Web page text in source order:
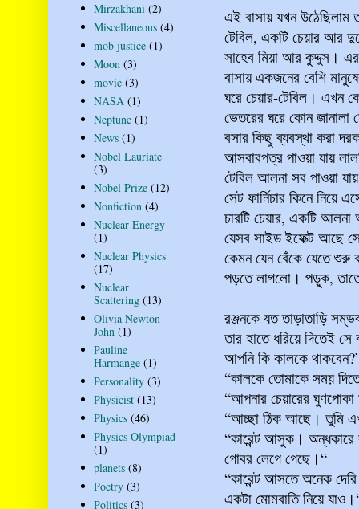
এই বাসায় যখন
টেবিল, একটি চেয়ার আর
সাহেব মিয়া আর কুদ্দুস।
বাসায় একজনের বেশি
ঘরে চেয়ার-টেবিল। এখন
ভেতরের ঘরে কোন জানালা
বসার কিছু ব্যবস্থা করা
আসবাবপত্র পাওয়া যায়
টেবিল আলনা সব পাওয়া
সেট ফার্নিচার কিনে নিয়ে
চারটি চেয়ার, একটি
যেসব সাইড ইফেক্ট আছে
কেমন যেন বেঁকে যেতে শুরু
পড়তে লাগলো। পড়ুক,
রঞ্জনকে যত তাড়াতাড়ি
তার হাতে ধরিয়ে দিতেই
আপনি কি কালকে
“কালকে তোমাকে সময়
“আপনার চেয়ারের
“আচ্ছা ঠিক আছে। তুমি
“কারেন্ট আসুক। অন্ধকারে
গোবর লেগে গেছে।“
“কারেন্ট আসতে অনেক
একটা মোমবাতি নিয়ে
Mirzakhani (2)
Miscellaneous (4)
mob justice (1)
Moon (3)
movie (3)
NASA (1)
Neptune (1)
News (1)
Nobel Lauriate
(3)
Nobel Prize (12)
Nonfiction (4)
Nuclear Energy
(1)
Nuclear Physics
(17)
Nuclear
Scattering (13)
Olivia Newton-
John (1)
Pauline
Harmange (1)
Personality (3)
Physicist (13)
Physics (46)
Physics Olympiad
(1)
planets (8)
Poetry (3)
Politics (3)